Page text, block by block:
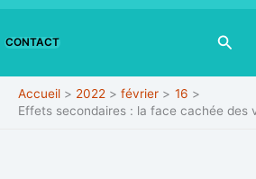
CONTACT
Accueil 2022 février
16
Effets secondaires : la face cachée des